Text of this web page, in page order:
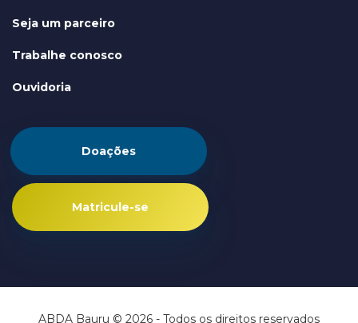
Seja um parceiro
Trabalhe conosco
Ouvidoria
Doações
Matricule-se
ABDA Bauru © 2026 - Todos os direitos reservados